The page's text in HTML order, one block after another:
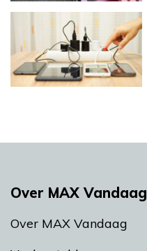
Over MAX Vandaag
Over MAX Vandaag